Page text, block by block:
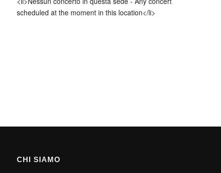
scheduled at the moment in this location</li>
CHI SIAMO